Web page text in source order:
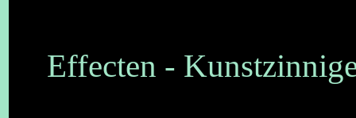
Effecten -